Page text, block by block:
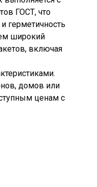
ГОСТ, что
герметичность
широкий
включая
домов или
ценам с